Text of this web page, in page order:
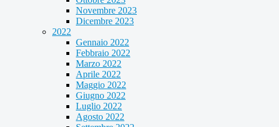
Novembre 2023
Dicembre 2023
2022
Gennaio 2022
Febbraio 2022
Marzo 2022
Aprile 2022
Maggio 2022
Giugno 2022
Luglio 2022
Agosto 2022